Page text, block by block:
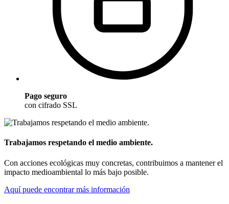
Pago seguro
con cifrado SSL
Trabajamos respetando el medio ambiente.
Con acciones ecológicas muy concretas, contribuimos a mantener el
impacto medioambiental lo más bajo posible.
Aquí puede encontrar más información